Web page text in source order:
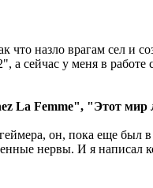
назло врагам сел и
а сейчас у меня в работе
La Femme", "Этот мир
он, пока еще был
нервы. И я